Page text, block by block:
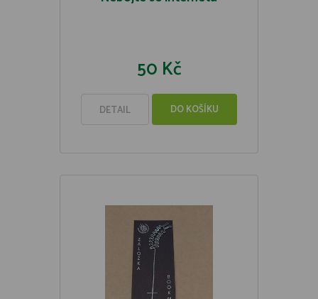
50 Kč
DETAIL DO KOŠÍKU